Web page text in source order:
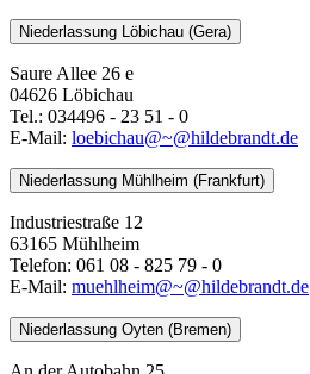
Niederlassung Löbichau (Gera)
Saure Allee 26 e
04626 Löbichau
Tel.: 034496 - 23 51 - 0
E-Mail: loebichau@~@hildebrandt.de
Niederlassung Mühlheim (Frankfurt)
Industriestraße 12
63165 Mühlheim
Telefon: 061 08 - 825 79 - 0
E-Mail: muehlheim@~@hildebrandt.de
Niederlassung Oyten (Bremen)